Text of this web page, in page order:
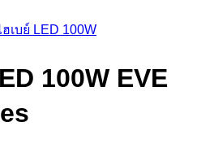
เบย์ LED 100W
100W EVE